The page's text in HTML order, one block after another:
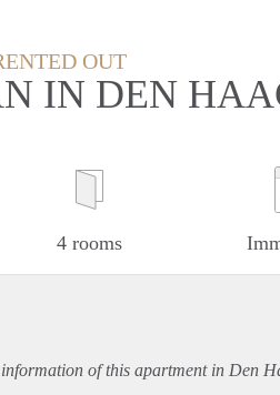
OUT
IN DEN
4 rooms
of this apartmentin Den